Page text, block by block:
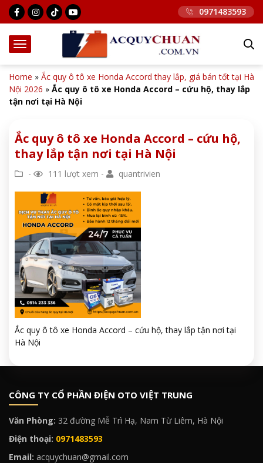
0971483593
Home » Ắc quy ô tô xe Honda Accord thay lắp, giá bán tốt tại Hà
Nội 2026 » Ắc quy ô tô xe Honda Accord – cứu hộ, thay lắp
tận nơi tại Hà Nội
Ắc quy ô tô xe Honda Accord – cứu hộ,
thay lắp tận nơi tại Hà Nội
- 111 lượt xem - quantrivien
Ắc quy ô tô xe Honda Accord – cứu hộ, thay lắp tận nơi tại
Hà Nội
CÔNG TY CỔ PHẦN ĐIỆN OTO VIỆT TRUNG
Văn Phòng: 32 đường Mễ Trì Hạ, Nam Từ Liêm, Hà Nội
Điện thoại: 0971483593
Email: acquychuan@gmail.com